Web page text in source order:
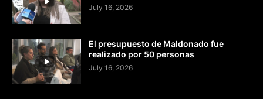
July 16, 2026
El presupuesto de Maldonado fue
realizado por 50 personas
July 16, 2026